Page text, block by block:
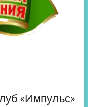
«Импульс»